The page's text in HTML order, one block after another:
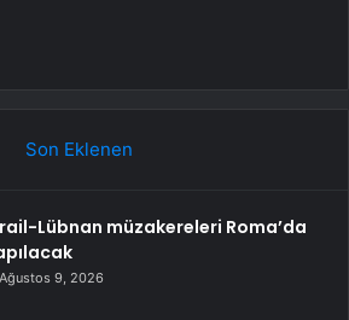
Son Eklenen
Lübnan müzakereleri Roma’da
Ağustos 9, 2026